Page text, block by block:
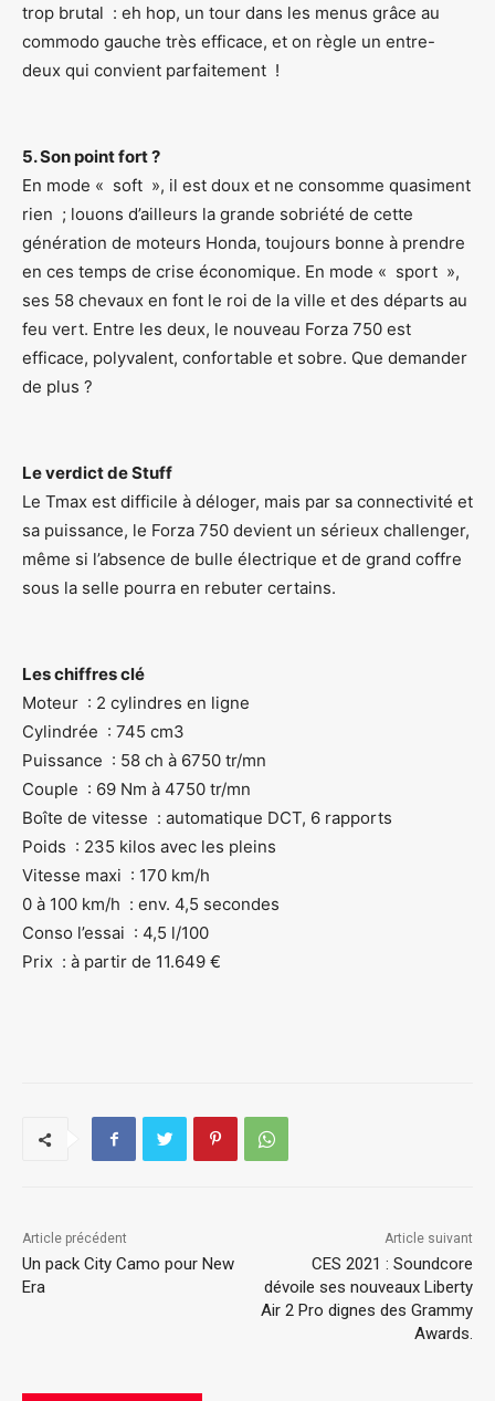
trop brutal : eh hop, un tour dans les menus grâce au
commodo gauche très efficace, et on règle un entre-
deux qui convient parfaitement !
5. Son point fort ?
En mode « soft », il est doux et ne consomme quasiment
rien ; louons d’ailleurs la grande sobriété de cette
génération de moteurs Honda, toujours bonne à prendre
en ces temps de crise économique. En mode « sport »,
ses 58 chevaux en font le roi de la ville et des départs au
feu vert. Entre les deux, le nouveau Forza 750 est
efficace, polyvalent, confortable et sobre. Que demander
de plus ?
Le verdict de Stuff
Le Tmax est difficile à déloger, mais par sa connectivité et
sa puissance, le Forza 750 devient un sérieux challenger,
même si l’absence de bulle électrique et de grand coffre
sous la selle pourra en rebuter certains.
Les chiffres clé
Moteur : 2 cylindres en ligne
Cylindrée : 745 cm3
Puissance : 58 ch à 6750 tr/mn
Couple : 69 Nm à 4750 tr/mn
Boîte de vitesse : automatique DCT, 6 rapports
Poids : 235 kilos avec les pleins
Vitesse maxi : 170 km/h
0 à 100 km/h : env. 4,5 secondes
Conso l’essai : 4,5 l/100
Prix : à partir de 11.649 €
Article précédent
Un pack City Camo pour New
Era
Article suivant
CES 2021 : Soundcore
dévoile ses nouveaux Liberty
Air 2 Pro dignes des Grammy
Awards.